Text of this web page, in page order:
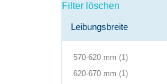
Filter löschen
Leibungsbreite
570-620 mm 1Produkt(e)
Warenkorb
620-670 mm 1Produkt(e)